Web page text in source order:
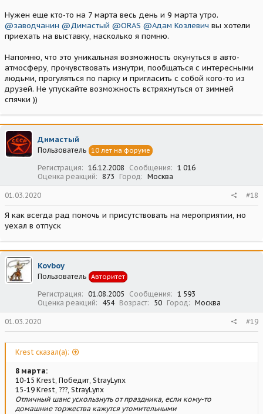
1. 5 вечером или 6 утром привезти в Сокольники: клубный флаг и
3 стула, 9 марта забрать.
2. Привезти/увезти ковролин. Его нужно 50 квадратных метров, в
Нужен еще кто-то на 7 марта весь день и 9 марта утро.
@заводчанин @Димастый @ORAS @Адам Козлевич вы хотели
приехать на выставку, насколько я помню.
Напомню, что это уникальная возможность окунуться в авто-
атмосферу, прочувствовать изнутри, пообщаться с интересными
людьми, прогуляться по парку и пригласить с собой кого-то из
друзей. Не упускайте возможность встряхнуться от зимней
спячки ))
Димастый
Пользователь 10 лет на форуме
Регистрация 16.12.2008 Сообщения
1 016
Оценка реакций
873 Город Москва
01.03.2020 #18
Я как всегда рад помочь и присутствовать на мероприятии, но
уехал в отпуск
Kovboy
Пользователь Авторитет
Регистрация 01.08.2005 Сообщения
1 593
Оценка реакций
454 Возраст 50 Город Москва
01.03.2020 #19
Krest сказал(а):
8 марта:
10-15 Krest, Победит, StrayLynx
15-19 Krest, ???, StrayLynx
Отличный шанс ускользнуть от праздника, если кому-то
домашние торжества кажутся утомительными